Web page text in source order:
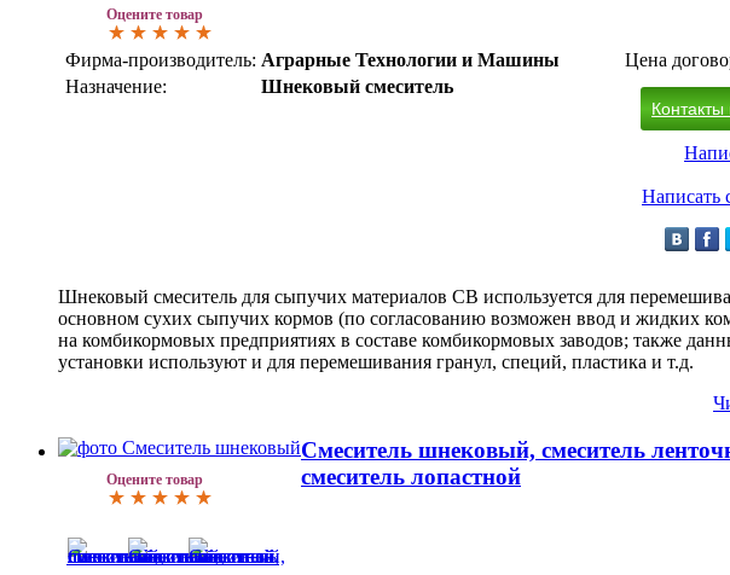
Оцените товар
Фирма-производитель: Аграрные Технологии и Машины
Назначение:
Шнековый смеситель
Цена
Написать
Шнековый смеситель для сыпучих материалов СВ используется для
основном сухих сыпучих кормов (по согласованию возможен ввод и жидких
на комбикормовых предприятиях в составе комбикормовых заводов; также
установки используют и для перемешивания гранул, специй, пластика и т.д.
Оцените товар
Смеситель шнековый, смеситель
смеситель лопастной